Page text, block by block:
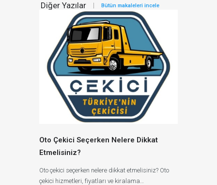
Diğer Yazılar Bütün makaleleri incele
Oto Çekici Seçerken Nelere Dikkat
Etmelisiniz?
Oto çekici seçerken nelere dikkat etmelisiniz? Oto
çekici hizmetleri, fiyatları ve kiralama…